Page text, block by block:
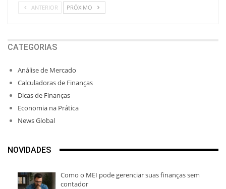
ANTERIOR PRÓXIMO
CATEGORIAS
Análise de Mercado
Calculadoras de Finanças
Dicas de Finanças
Economia na Prática
News Global
NOVIDADES
Como o MEI pode gerenciar suas finanças sem
contador